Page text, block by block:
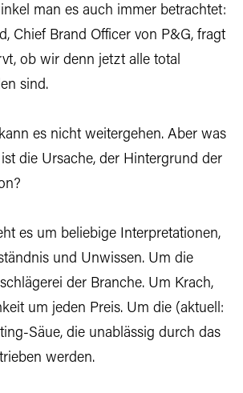
man es auch immer betrachtet:
Chief Brand Officer von P&G, fragt
ob wir denn jetzt alle total
sind.
es nicht weitergehen. Aber was
die Ursache, der Hintergrund der
es um beliebige Interpretationen,
und Unwissen. Um die
der Branche. Um Krach,
um jeden Preis. Um die (aktuell:
Säue, die unablässig durch das
werden.